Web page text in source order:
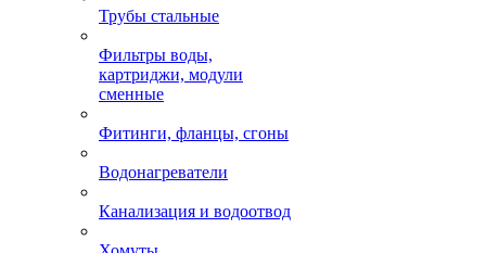
Трубы стальные
Фильтры воды,
картриджи, модули
сменные
Фитинги, фланцы, сгоны
Водонагреватели
Канализация и водоотвод